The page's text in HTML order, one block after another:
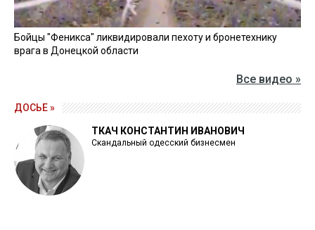
Бойцы "Феникса" ликвидировали пехоту и бронетехнику
врага в Донецкой области
Все видео »
ДОСЬЕ »
ТКАЧ КОНСТАНТИН ИВАНОВИЧ
Скандальный одесский бизнесмен